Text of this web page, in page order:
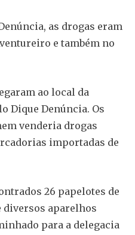
as drogas eram
e também no
ao local da
Dique Denúncia. Os
venderia drogas
importadas de
26 papelotes de
diversos aparelhos
para a delegacia